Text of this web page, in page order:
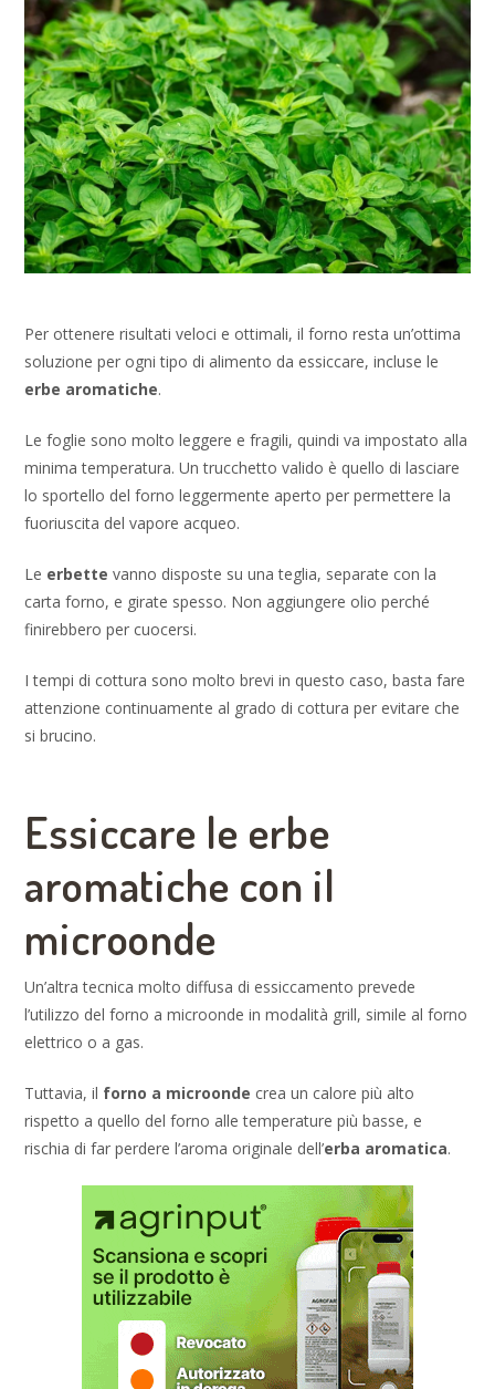
Per ottenere risultati veloci e ottimali, il forno resta un’ottima
soluzione per ogni tipo di alimento da essiccare, incluse le
erbe aromatiche.
Le foglie sono molto leggere e fragili, quindi va impostato alla
minima temperatura. Un trucchetto valido è quello di lasciare
lo sportello del forno leggermente aperto per permettere la
fuoriuscita del vapore acqueo.
Le erbette vanno disposte su una teglia, separate con la
carta forno, e girate spesso. Non aggiungere olio perché
finirebbero per cuocersi.
I tempi di cottura sono molto brevi in questo caso, basta fare
attenzione continuamente al grado di cottura per evitare che
si brucino.
Essiccare le erbe
aromatiche con il
microonde
Un’altra tecnica molto diffusa di essiccamento prevede
l’utilizzo del forno a microonde in modalità grill, simile al forno
elettrico o a gas.
Tuttavia, il forno a microonde crea un calore più alto
rispetto a quello del forno alle temperature più basse, e
rischia di far perdere l’aroma originale dell’erba aromatica.